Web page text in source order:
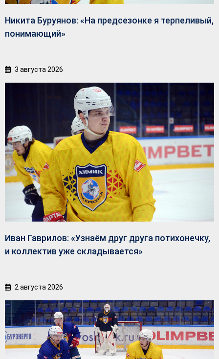
Никита Буруянов: «На предсезонке я терпеливый,
понимающий»
3 августа 2026
Иван Гаврилов: «Узнаём друг друга потихонечку,
и коллектив уже складывается»
2 августа 2026